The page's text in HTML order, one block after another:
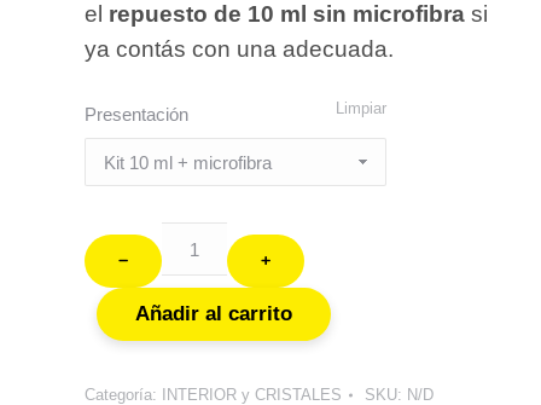
el repuesto de 10 ml sin microfibra si
ya contás con una adecuada.
Presentación Limpiar
﹣ ﹢
Añadir al carrito
Categoría: INTERIOR y CRISTALES SKU: N/D